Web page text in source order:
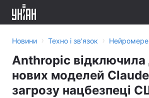
Новини › Техно і зв'язок ›
Anthropic відключила
нових моделей
загрозу нацбезпеці